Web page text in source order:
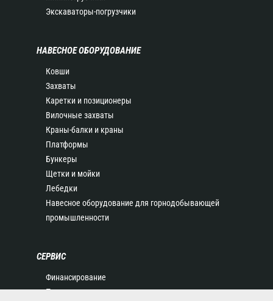
Экскаваторы-погрузчики
НАВЕСНОЕ ОБОРУДОВАНИЕ
Ковши
Захваты
Каретки и позиционеры
Вилочные захваты
Краны-балки и краны
Платформы
Бункеры
Щетки и мойки
Лебедки
Навесное оборудование для горнодобывающей
промышленности
СЕРВИС
Финансирование
Продленная гарантия